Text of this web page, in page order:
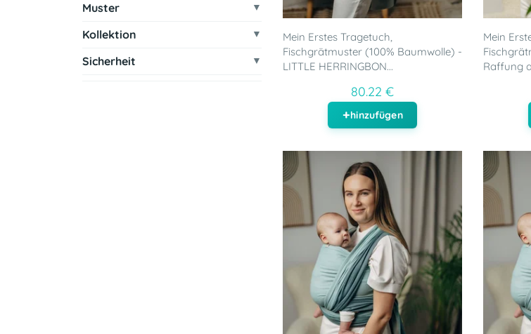
Muster
Kollektion
Sicherheit
Mein Erstes Tragetuch,
Fischgrätmuster (100% Baumwolle) -
LITTLE HERRINGBON...
80.22 €
hinzufügen
Mein
Raffung